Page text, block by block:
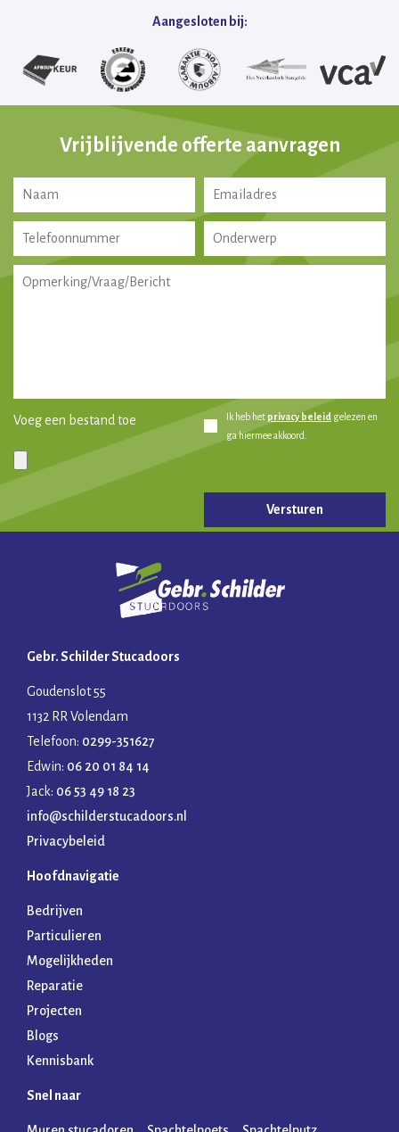
Aangesloten bij:
Vrijblijvende offerte aanvragen
Voeg een bestand toe Ik heb het privacy beleid gelezen en
ga hiermee akkoord.
Gelieve dit veld leeg te laten.
Gebr. Schilder Stucadoors
Goudenslot 55
1132 RR Volendam
Telefoon: 0299-351627
Edwin: 06 20 01 84 14
Jack: 06 53 49 18 23
info@schilderstucadoors.nl
Privacybeleid
Hoofdnavigatie
Bedrijven
Particulieren
Mogelijkheden
Reparatie
Projecten
Blogs
Kennisbank
Snel naar